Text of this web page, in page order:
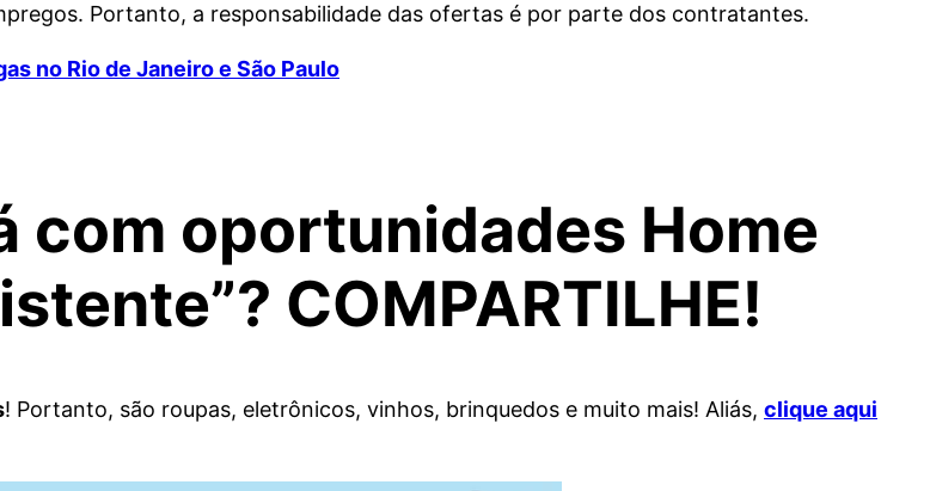
Portanto, a responsabilidade das ofertas é por parte dos contratantes.
no Rio de Janeiro e São Paulo
com oportunidades Home
COMPARTILHE!
! Portanto, são roupas, eletrônicos, vinhos, brinquedos e muito mais! Aliás, clique aqui